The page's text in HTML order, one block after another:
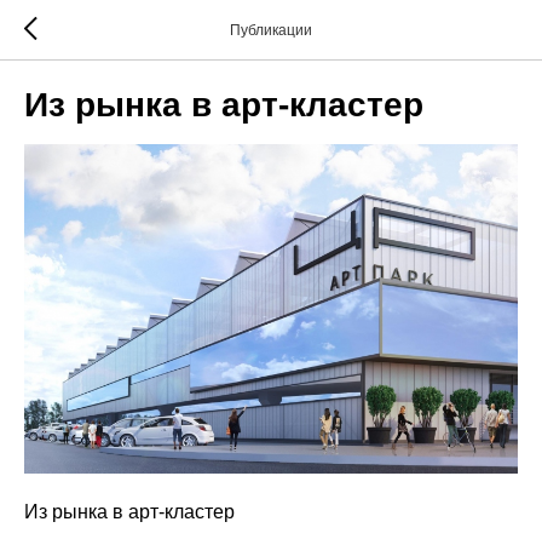
Публикации
Из рынка в арт-кластер
Из рынка в арт-кластер